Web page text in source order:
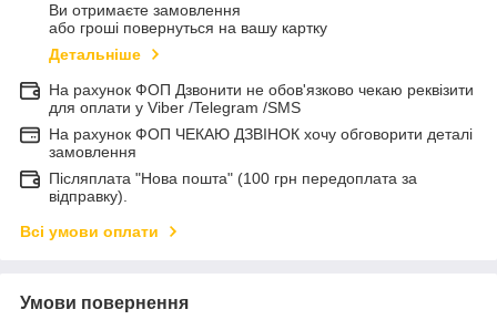
Ви отримаєте замовлення
або гроші повернуться на вашу картку
Детальніше
На рахунок ФОП Дзвонити не обов'язково чекаю реквізити
для оплати у Viber /Telegram /SMS
На рахунок ФОП ЧЕКАЮ ДЗВІНОК хочу обговорити деталі
замовлення
Післяплата "Нова пошта" (100 грн передоплата за
відправку).
Всі умови оплати
Умови повернення